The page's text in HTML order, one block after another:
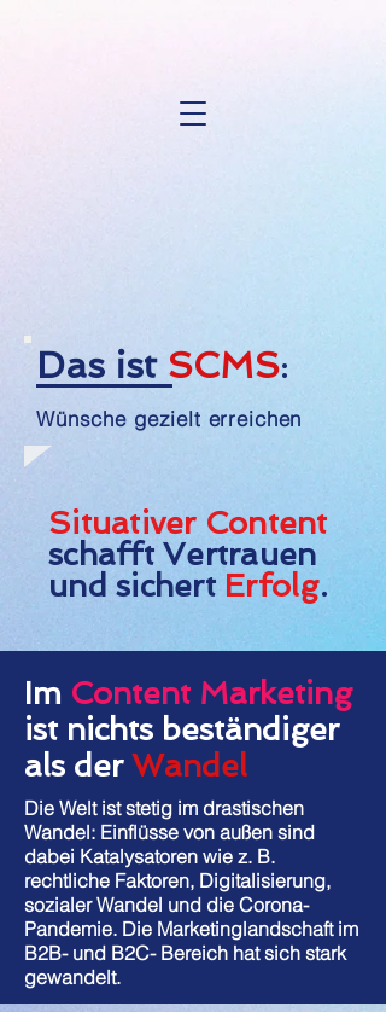
Das ist SCMS:
Wünsche gezielt erreichen
Situativer Content
schafft Vertrauen
und sichert Erfolg.
Im Content Marketing
ist nichts beständiger
als der Wandel
Die Welt ist stetig im drastischen
Wandel: Einflüsse von außen sind
dabei Katalysatoren wie z. B.
rechtliche Faktoren, Digitalisierung,
sozialer Wandel und die Corona-
Pandemie. Die Marketinglandschaft im
B2B- und B2C- Bereich hat sich stark
gewandelt.